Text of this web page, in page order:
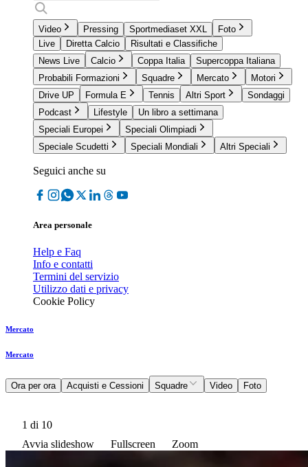
Video Pressing Sportmediaset XXL
Foto
Live
Diretta Calcio
Risultati e Classifiche
News Live
Calcio Coppa Italia
Supercoppa Italiana
Probabili Formazioni
Squadre Mercato
Motori
Drive UP
Formula E Tennis Altri Sport
Sondaggi
Podcast
Lifestyle
Un libro a settimana
Speciali Europei
Speciali Olimpiadi
Speciale Scudetti
Speciali Mondiali Altri Speciali
Seguici anche su
Area personale
Help e Faq
Info e contatti
Termini del servizio
Utilizzo dati e privacy
Cookie Policy
Mercato
Mercato
Ora per ora Acquisti e Cessioni Squadre Video Foto
1 di 10
Avvia slideshow
Fullscreen Zoom